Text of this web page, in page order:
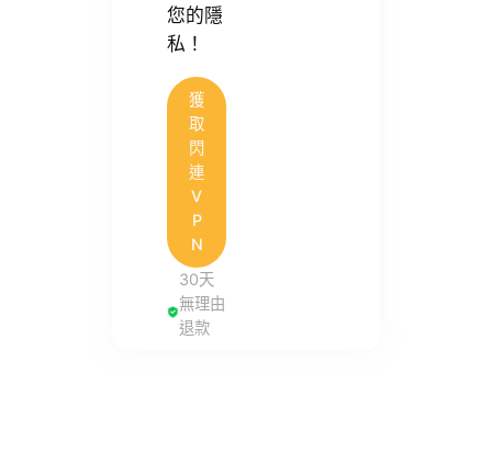
您的隱
私！
獲
取
閃
連
V
P
N
30天
無理由
退款